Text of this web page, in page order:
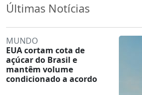
Últimas Notícias
MUNDO
EUA cortam cota de
açúcar do Brasil e
mantêm volume
condicionado a acordo